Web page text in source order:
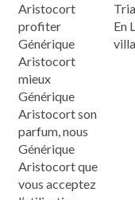
Aristocort
profiter
Générique
Aristocort
mieux
Générique
Aristocort son
parfum, nous
Générique
Aristocort que
vous acceptez
En